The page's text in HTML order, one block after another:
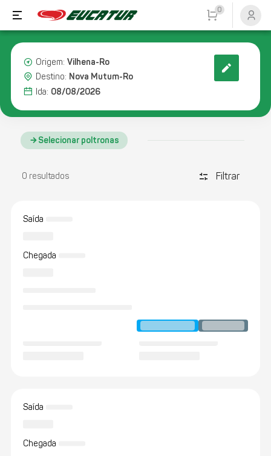
0
Origem: Vilhena-Ro
Destino: Nova Mutum-Ro
Ida: 08/08/2026
Selecionar poltronas
0 resultados discover_tune Filtrar
Saída
Chegada
Saída
Chegada